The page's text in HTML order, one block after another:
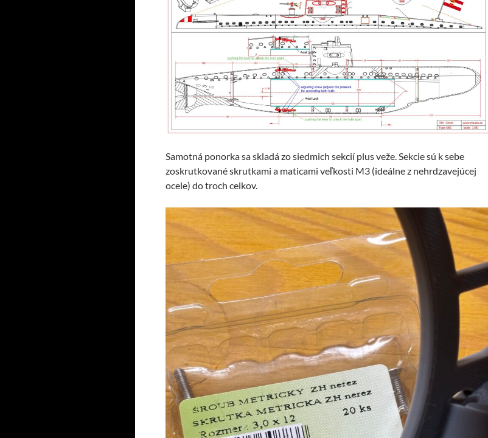
Samotná ponorka sa skladá zo siedmich sekcií plus veže. Sekcie sú k sebe
zoskrutkované skrutkami a maticami veľkosti M3 (ideálne z nehrdzavejúcej
ocele) do troch celkov.